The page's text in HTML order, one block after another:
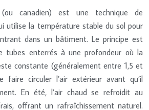
canadien) est une technique de
utilise la température stable du sol pour
dans un bâtiment. Le principe est
tubes enterrés à une profondeur où la
constante (généralement entre 1,5 et
circuler l’air extérieur avant qu’il
En été, l’air chaud se refroidit au
offrant un rafraîchissement naturel.